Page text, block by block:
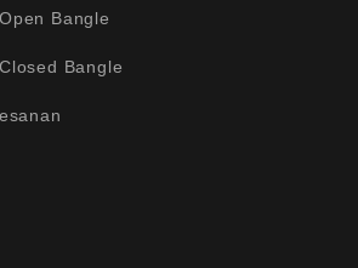
Bangle
Bangle